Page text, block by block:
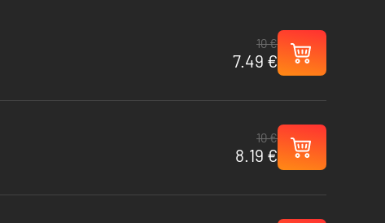
10 €
7.49 €
10 €
8.19 €